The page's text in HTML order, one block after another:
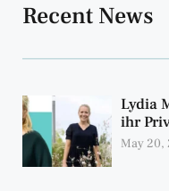
Recent News
Lydia
ihr
May 20,